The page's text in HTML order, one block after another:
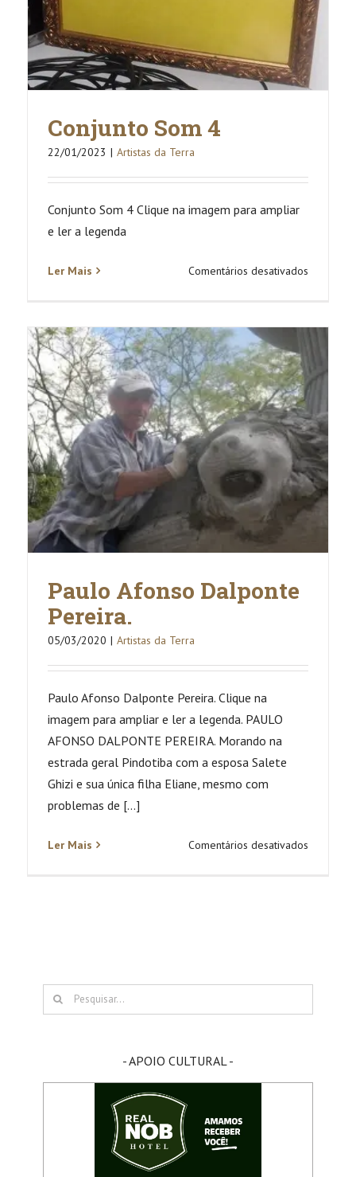
Conjunto Som 4
22/01/2023 | Artistas da Terra
Conjunto Som 4 Clique na imagem para ampliar
e ler a legenda
Ler Mais Comentários desativados
4
Paulo Afonso Dalponte
Pereira.
05/03/2020 | Artistas da Terra
Paulo Afonso Dalponte Pereira. Clique na
imagem para ampliar e ler a legenda. PAULO
AFONSO DALPONTE PEREIRA. Morando na
estrada geral Pindotiba com a esposa Salete
Ghizi e sua única filha Eliane, mesmo com
problemas de [...]
Ler Mais Comentários desativados
Buscar
resultados
- APOIO CULTURAL -